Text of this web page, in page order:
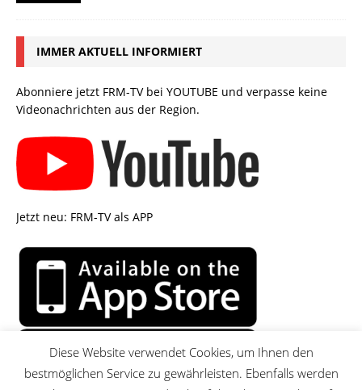
IMMER AKTUELL INFORMIERT
Abonniere jetzt FRM-TV bei YOUTUBE und verpasse keine
Videonachrichten aus der Region.
Jetzt neu: FRM-TV als APP
Diese Website verwendet Cookies, um Ihnen den
bestmöglichen Service zu gewährleisten. Ebenfalls werden